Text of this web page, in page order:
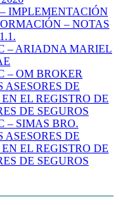
IMPLEMENTACIÓN
– NOTAS
– ARIADNA MARIEL
– OM BROKER
ASESORES DE
EL REGISTRO DE
DE SEGUROS
– SIMAS BRO.
ASESORES DE
EL REGISTRO DE
DE SEGUROS